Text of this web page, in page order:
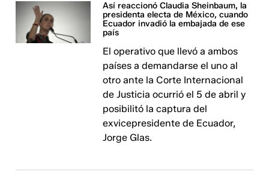
Así reaccionó Claudia Sheinbaum, la
presidenta electa de México, cuando
Ecuador invadió la embajada de ese
país
El operativo que llevó a ambos
países a demandarse el uno al
otro ante la Corte Internacional
de Justicia ocurrió el 5 de abril y
posibilitó la captura del
exvicepresidente de Ecuador,
Jorge Glas.